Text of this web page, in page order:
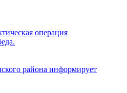
операция
района информирует